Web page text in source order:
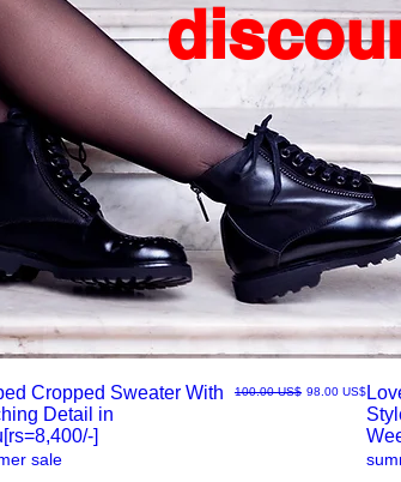
Cropped Sweater With
Detail in
]
سعر عادي‏100.00 US$ سعر البيع‏98.00 US$
sale
العرض